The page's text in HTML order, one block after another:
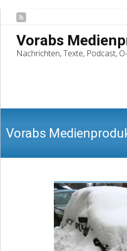
Vorabs
Nachrichten, Texte, Podcast,
Vorabs
Nachrichten, Texte,